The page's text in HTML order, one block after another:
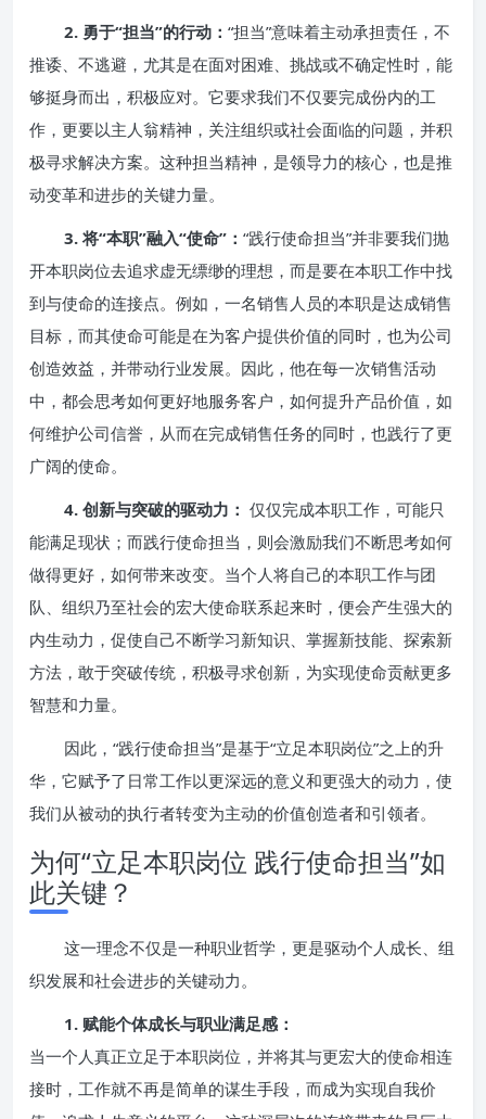
2. 勇于“担当”的行动： “担当”意味着主动承担责任，不
推诿、不逃避，尤其是在面对困难、挑战或不确定性时，能
够挺身而出，积极应对。它要求我们不仅要完成份内的工
作，更要以主人翁精神，关注组织或社会面临的问题，并积
极寻求解决方案。这种担当精神，是领导力的核心，也是推
动变革和进步的关键力量。
3. 将“本职”融入“使命”： “践行使命担当”并非要我们抛
开本职岗位去追求虚无缥缈的理想，而是要在本职工作中找
到与使命的连接点。例如，一名销售人员的本职是达成销售
目标，而其使命可能是在为客户提供价值的同时，也为公司
创造效益，并带动行业发展。因此，他在每一次销售活动
中，都会思考如何更好地服务客户，如何提升产品价值，如
何维护公司信誉，从而在完成销售任务的同时，也践行了更
广阔的使命。
4. 创新与突破的驱动力： 仅仅完成本职工作，可能只
能满足现状；而践行使命担当，则会激励我们不断思考如何
做得更好，如何带来改变。当个人将自己的本职工作与团
队、组织乃至社会的宏大使命联系起来时，便会产生强大的
内生动力，促使自己不断学习新知识、掌握新技能、探索新
方法，敢于突破传统，积极寻求创新，为实现使命贡献更多
智慧和力量。
因此，“践行使命担当”是基于“立足本职岗位”之上的升
华，它赋予了日常工作以更深远的意义和更强大的动力，使
我们从被动的执行者转变为主动的价值创造者和引领者。
为何“立足本职岗位 践行使命担当”如
此关键？
这一理念不仅是一种职业哲学，更是驱动个人成长、组
织发展和社会进步的关键动力。
1. 赋能个体成长与职业满足感：
当一个人真正立足于本职岗位，并将其与更宏大的使命相连
接时，工作就不再是简单的谋生手段，而成为实现自我价